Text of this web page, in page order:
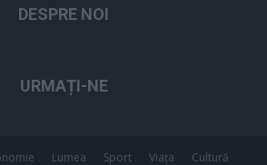
DESPRE NOI
URMAȚI-NE
Lumea Sport Viața Cultură